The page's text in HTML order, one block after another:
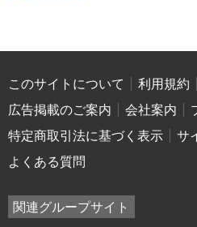
このサイトについて 利用規約
広告掲載のご案内
会社案内
特定商取引法に基づく表示
サ
よくある質問
関連グループサイト